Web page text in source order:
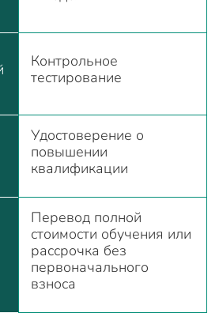
Контрольное
тестирование
Удостоверение о
повышении
квалификации
Перевод полной
стоимости обучения или
рассрочка без
первоначального
взноса